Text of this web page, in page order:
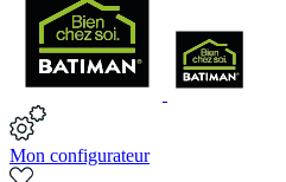
Mon configurateur